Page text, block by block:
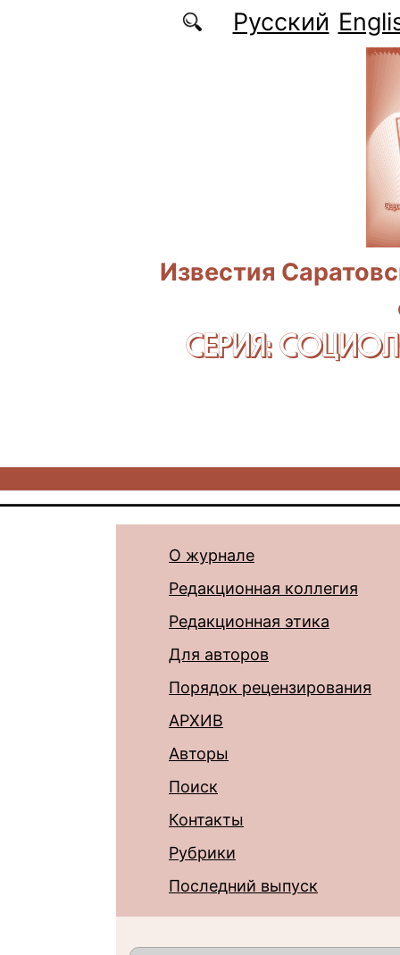
Перейти к основному содержаниюРусский
Известия
СЕРИЯ:
О журнале
Редакционная коллегия
Редакционная этика
Для авторов
Порядок рецензирования
АРХИВ
Авторы
Поиск
Контакты
Рубрики
Последний выпуск